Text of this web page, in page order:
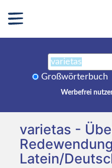
Großwörterbuch
Werbefrei
varietas -
Latein/